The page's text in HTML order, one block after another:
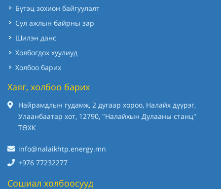
Бүтэц зохион байгуулалт
Сул ажлын байрны зар
Шилэн данс
Холбогдох хуулиуд
Холбоо барих
Хаяг, холбоо барих
Найрамдлын гудамж, 2 дугаар хороо, Налайх дүүрэг,
Улаанбаатар хот, 12790, "Налайхын Дулааны станц"
ТӨХК
info@nalaikhtp.energy.mn
+976 77232277
Сошиал холбоосууд